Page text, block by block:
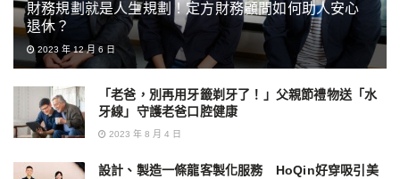
財務規劃就是人生規劃！定方財務顧問如何助人安心
退休？
2023 年 12 月 6 日
「老爸，別再用牙籤剃牙了！」父親節禮物送「水
牙線」守護老爸口腔健康
2023 年 8 月 4 日
設計、製造一條龍客製化服務 HoQin好穿吸引美